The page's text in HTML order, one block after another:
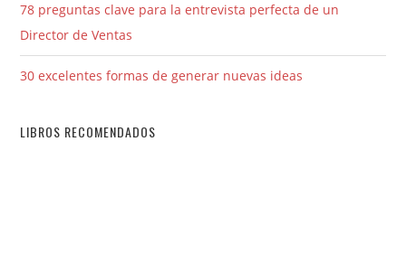
78 preguntas clave para la entrevista perfecta de un
Director de Ventas
30 excelentes formas de generar nuevas ideas
LIBROS RECOMENDADOS